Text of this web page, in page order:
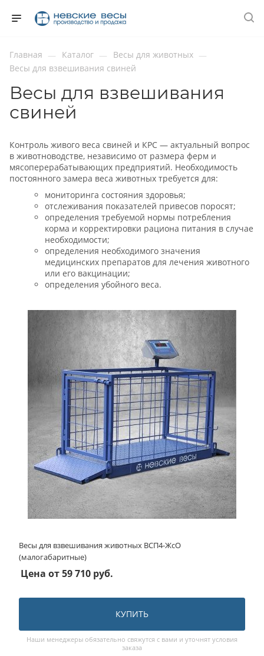
Главная — Каталог — Весы для животных —
Весы для взвешивания свиней
Весы для взвешивания
свиней
Контроль живого веса свиней и КРС — актуальный вопрос
в животноводстве, независимо от размера ферм и
мясоперерабатывающих предприятий. Необходимость
постоянного замера веса животных требуется для:
мониторинга состояния здоровья;
отслеживания показателей привесов поросят;
определения требуемой нормы потребления
корма и корректировки рациона питания в случае
необходимости;
определения необходимого значения
медицинских препаратов для лечения животного
или его вакцинации;
определения убойного веса.
Весы для взвешивания животных ВСП4-ЖсО
(малогабаритные)
Цена от59 710 руб.
КУПИТЬ
Наши менеджеры обязательно свяжутся с вами и уточнят условия
заказа